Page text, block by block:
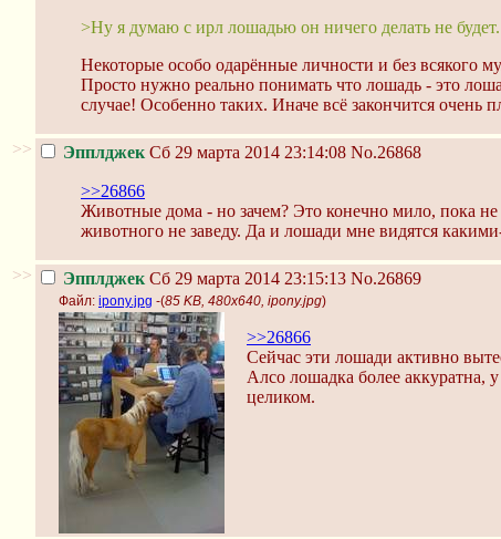
>Ну я думаю с ирл лошадью он ничего делать не будет.
Некоторые особо одарённые личности и без всякого
Просто нужно реально понимать что лошадь - это
случае! Особенно таких. Иначе всё закончится очень
>> Эпплджек Сб 29 марта 2014 23:14:08 No.26868
>>26866
Животные дома - но зачем? Это конечно мило, пока
животного не заведу. Да и лошади мне видятся
>> Эпплджек Сб 29 марта 2014 23:15:13 No.26869
Файл: ipony.jpg -(85 KB, 480x640, ipony.jpg)
>>26866
Сейчас эти лошади активно
Алсо лошадка более аккуратна,
целиком.